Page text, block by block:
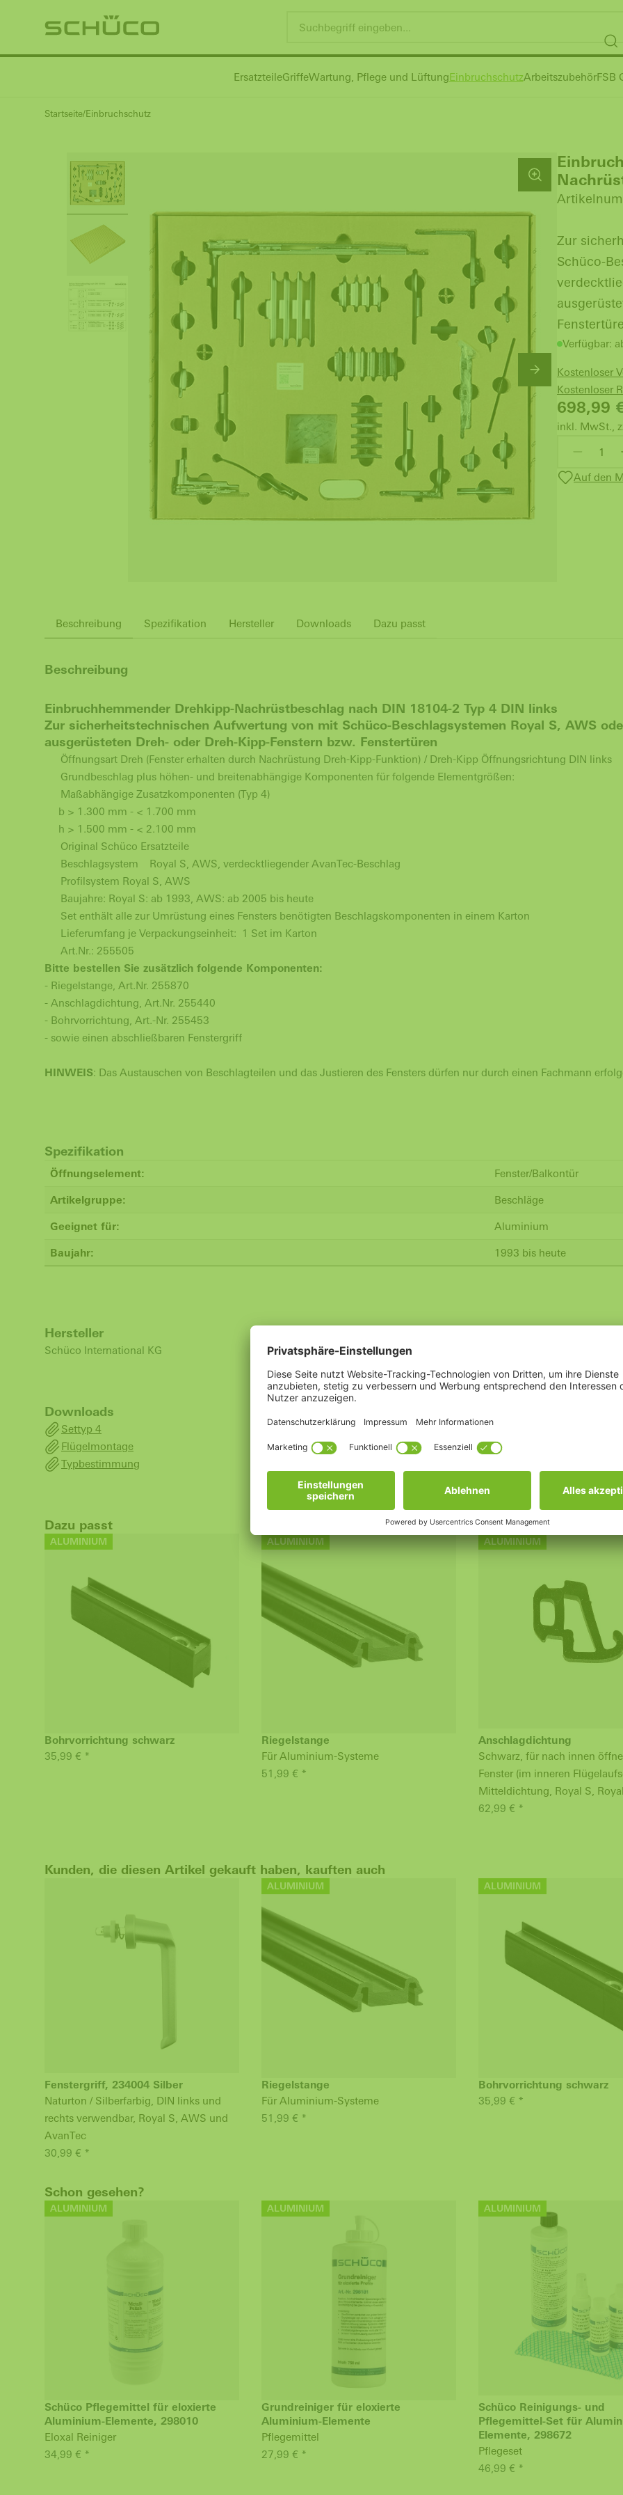
ErsatzteileGriffeWartung, Pflege und LüftungEinbruchschutzArbeitszubehörFSB
Startseite Einbruchschutz
Zur
Schüco-
Verfügbar:
Kostenloser
Kostenloser
698,99
inkl. MwSt.,
Auf den
Beschreibung Spezifikation Hersteller Downloads Dazu passt
Beschreibung
Einbruchhemmender Drehkipp-Nachrüstbeschlag nach DIN 18104-2 Typ 4 DIN links
Zur sicherheitstechnischen Aufwertung von mit Schüco-Beschlagsystemen Royal S, AWS
ausgerüsteten Dreh- oder Dreh-Kipp-Fenstern bzw. Fenstertüren
Öffnungsart Dreh (Fenster erhalten durch Nachrüstung Dreh-Kipp-Funktion) / Dreh-Kipp Öffnungsrichtung DIN links
Grundbeschlag plus höhen- und breitenabhängige Komponenten für folgende Elementgrößen:
Maßabhängige Zusatzkomponenten (Typ 4)
b > 1.300 mm - < 1.700 mm
h > 1.500 mm - < 2.100 mm
Original Schüco Ersatzteile
Beschlagsystem
Royal S, AWS, verdecktliegender AvanTec-Beschlag
Profilsystem Royal S, AWS
Baujahre: Royal S: ab 1993, AWS: ab 2005 bis heute
Set enthält alle zur Umrüstung eines Fensters benötigten Beschlagskomponenten in einem Karton
Lieferumfang je Verpackungseinheit: 1 Set im Karton
Art.Nr.: 255505
Bitte bestellen Sie zusätzlich folgende Komponenten:
- Riegelstange, Art.Nr. 255870
- Anschlagdichtung, Art.Nr. 255440
- Bohrvorrichtung, Art.-Nr. 255453
- sowie einen abschließbaren Fenstergriff
HINWEIS: Das Austauschen von Beschlagteilen und das Justieren des Fensters dürfen nur durch einen Fachmann
Spezifikation
Öffnungselement: Fenster/Balkontür
Artikelgruppe: Beschläge
Geeignet für: Aluminium
Baujahr: 1993 bis heute
Hersteller
Schüco International KG
Downloads
Settyp 4
Flügelmontage
Typbestimmung
Dazu passt
ALUMINIUM
Bohrvorrichtung schwarz
35,99 € *
ALUMINIUM
Riegelstange
Für Aluminium-Systeme
51,99 € *
ALUMINIUM
Anschlagdichtung
Schwarz, für nach innen
Fenster (im inneren
Mitteldichtung, Royal S,
62,99 € *
Kunden, die diesen Artikel gekauft haben, kauften auch
Fenstergriff, 234004 Silber
Naturton / Silberfarbig, DIN links und
rechts verwendbar, Royal S, AWS und
AvanTec
30,99 € *
ALUMINIUM
Riegelstange
Für Aluminium-Systeme
51,99 € *
ALUMINIUM
Bohrvorrichtung schwarz
35,99 € *
Schon gesehen?
ALUMINIUM
Schüco Pflegemittel für eloxierte
Aluminium-Elemente, 298010
Eloxal Reiniger
34,99 € *
ALUMINIUM
Grundreiniger für eloxierte
Aluminium-Elemente
Pflegemittel
27,99 € *
ALUMINIUM
Schüco Reinigungs- und
Pflegemittel-Set für
Elemente, 298672
Pflegeset
46,99 € *